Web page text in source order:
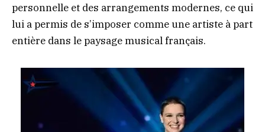
personnelle et des arrangements modernes, ce qui
lui a permis de s’imposer comme une artiste à part
entière dans le paysage musical français.